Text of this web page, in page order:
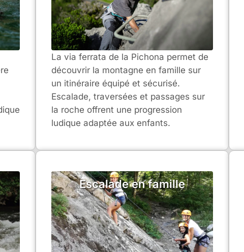
La via ferrata de la Pichona permet de
découvrir la montagne en famille sur
un itinéraire équipé et sécurisé.
Escalade, traversées et passages sur
la roche offrent une progression
ludique adaptée aux enfants.
Escalade en famille